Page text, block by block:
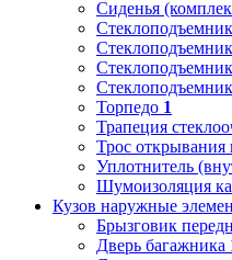
Сиденья
Торпедо 1
Трапеция
Трос открывания
Уплотнитель
Шумоизоляция
Кузов наружные
Брызговик
Дверь багажника